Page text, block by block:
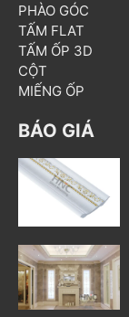
PHÀO GÓC
TẤM FLAT
TẤM ỐP 3D
CỘT
MIẾNG ỐP
BÁO GIÁ